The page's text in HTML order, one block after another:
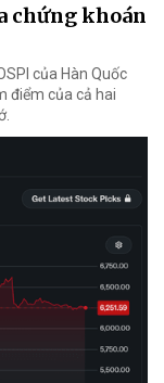
chứng khoán
của Hàn Quốc
điểm của cả hai